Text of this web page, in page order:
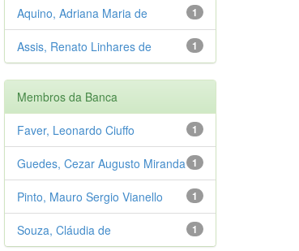
1
Aquino, Adriana Maria de
1
Assis, Renato Linhares de
Membros da Banca
1
Faver, Leonardo Ciuffo
1
Guedes, Cezar Augusto Miranda
1
Pinto, Mauro Sergio Vianello
1
Souza, Cláudia de